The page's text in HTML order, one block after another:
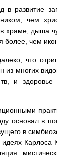
развитие
чем
храме, дыша
более, чем
что
многих
и здоровье
основал в
в
Карлоса